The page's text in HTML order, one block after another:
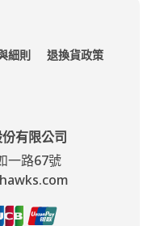
細則 退換貨政策
有限公司
一路67號